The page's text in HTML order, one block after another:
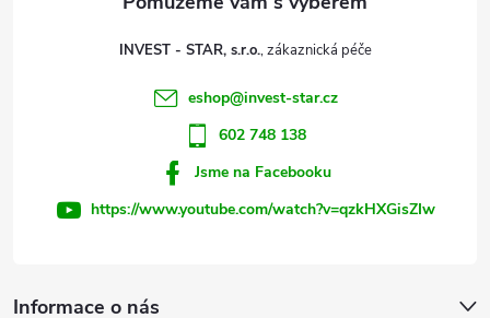
ý
Informace o nás
INVEST - STAR, s.r.o.
eshop@invest-star.cz
602 748 138
Jsme na Facebooku
https://www.youtube.com/watch?v=qzkHXGisZIw